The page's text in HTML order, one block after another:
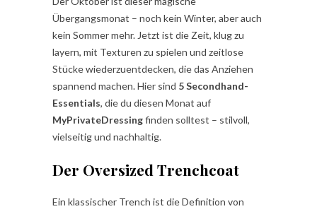
Übergangsmonat – noch kein Winter, aber auch
kein Sommer mehr. Jetzt ist die Zeit, klug zu
layern, mit Texturen zu spielen und zeitlose
Stücke wiederzuentdecken, die das Anziehen
spannend machen. Hier sind 5 Secondhand-
Essentials, die du diesen Monat auf
MyPrivateDressingfinden solltest – stilvoll,
vielseitig und nachhaltig.
Der Oversized Trenchcoat
Ein klassischer Trench ist die Definition von